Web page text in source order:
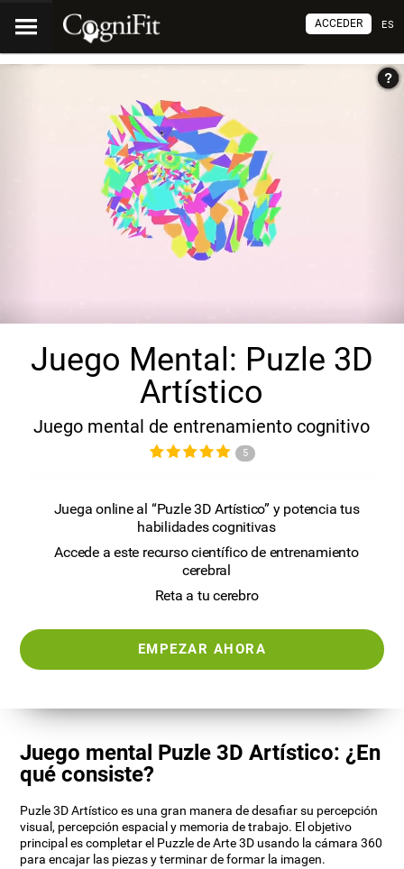
ES
ACCEDER
Juego Mental: Puzle 3D
Artístico
Juego mental de entrenamiento cognitivo
5
Juega online al “Puzle 3D Artístico” y potencia tus
habilidades cognitivas
Accede a este recurso científico de entrenamiento
cerebral
Reta a tu cerebro
EMPEZAR AHORA
Juego mental Puzle 3D Artístico: ¿En
qué consiste?
Puzle 3D Artístico es una gran manera de desafiar su percepción
visual, percepción espacial y memoria de trabajo. El objetivo
principal es completar el Puzzle de Arte 3D usando la cámara 360
para encajar las piezas y terminar de formar la imagen.